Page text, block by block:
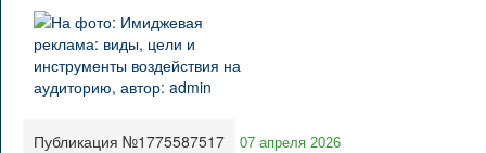
Публикация №1775587517 07 апреля 2026